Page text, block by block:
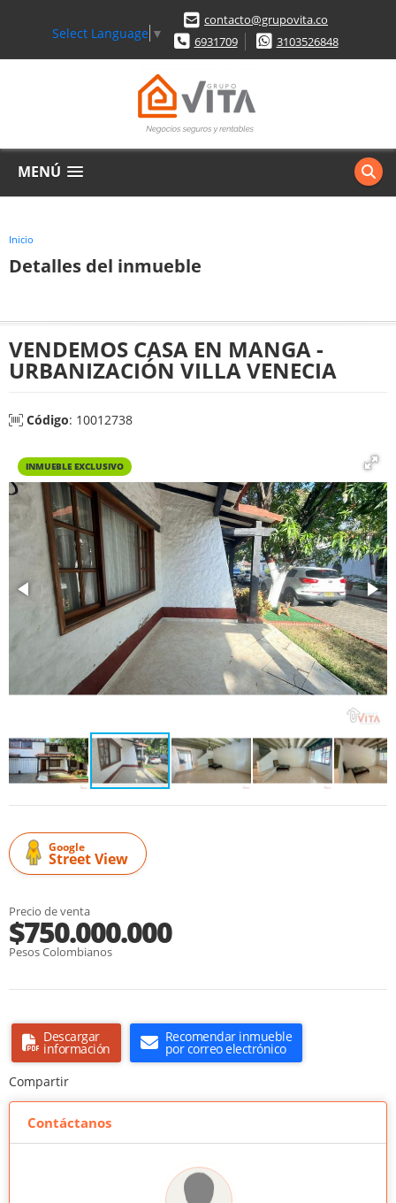
Select Language ▼
contacto@grupovita.co
6931709
3103526848
MENÚ
Inicio
Detalles del inmueble
VENDEMOS CASA EN MANGA -
URBANIZACIÓN VILLA VENECIA
Código: 10012738
INMUEBLE EXCLUSIVO
Google
Street View
Precio de venta
$750.000.000
Pesos Colombianos
Descargar
información
Recomendar inmueble
por correo electrónico
Compartir
Contáctanos